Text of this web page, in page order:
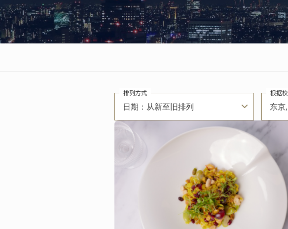
日期：从新至旧排列
排列方式
东京
根据